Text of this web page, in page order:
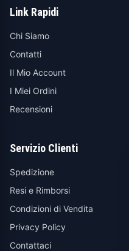
Link Rapidi
Chi Siamo
Contatti
Il Mio Account
I Miei Ordini
Recensioni
Servizio Clienti
Spedizione
Resi e Rimborsi
Condizioni di Vendita
Privacy Policy
Contattaci